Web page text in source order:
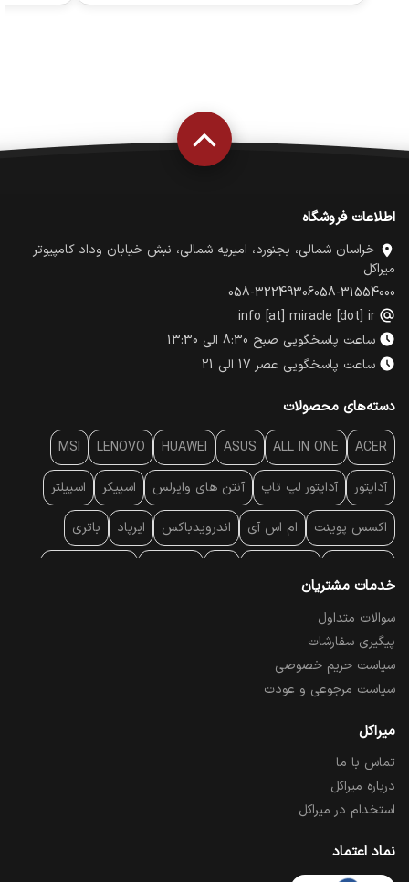
اطلاعات فروشگاه
خراسان شمالی، بجنورد، امیریه شمالی، نبش خیابان وداد کامپیوتر
میراکل
058-31554000
058-32249306
info [at] miracle [dot] ir
ساعت پاسخگویی صبح 8:30 الی 13:30
ساعت پاسخگویی عصر 17 الی 21
دسته‌های محصولات
ACER
ALL IN ONE
ASUS
HUAWEI
LENOVO
MSI
آداپتور آداپتور لپ تاپ آنتن‌ های وایرلس اسپیکر اسپیلتر
اکسس پوینت ام اس آی اندرویدباکس ایرپاد باتری
پایه سقفی
پرده نمایش
تبلت و موبایل تجهیزات پسیو شبکه
تلویزیون
درایو نوری
دستگاه ضبط تصاویر
رم کامپیوتر
خدمات مشتریان
سوالات متداول
پیگیری سفارشات
سیاست حریم خصوصی
سیاست مرجوعی و عودت
میراکل
تماس با ما
درباره میراکل
استخدام در میراکل
نماد اعتماد